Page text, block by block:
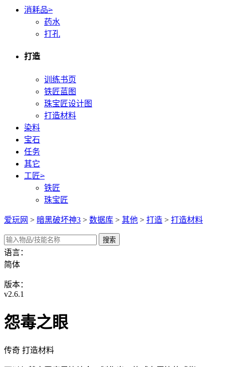
消耗品>
药水
打孔
打造
训练书页
铁匠蓝图
珠宝匠设计图
打造材料
染料
宝石
任务
其它
工匠>
铁匠
珠宝匠
爱玩网 > 暗黑破坏神3 > 数据库 > 其他 > 打造 > 打造材料
语言：
简体
版本：
v2.6.1
怨毒之眼
传奇 打造材料